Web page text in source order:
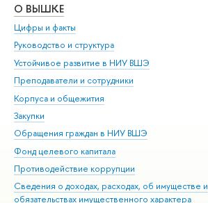
О ВЫШКЕ
Цифры и факты
Руководство и структура
Устойчивое развитие в НИУ ВШЭ
Преподаватели и сотрудники
Корпуса и общежития
Закупки
Обращения граждан в НИУ ВШЭ
Фонд целевого капитала
Противодействие коррупции
Сведения о доходах, расходах, об имуществе и
обязательствах имущественного характера